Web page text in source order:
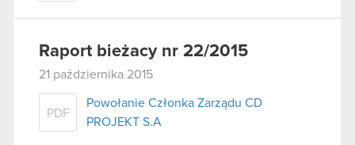
Raport bieżacy nr 22/2015
21 października 2015
PDF
Powołanie Członka Zarządu CD
PROJEKT S.A